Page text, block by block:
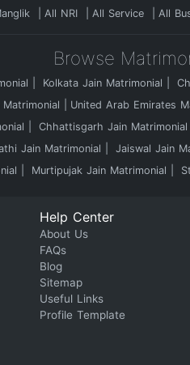
All NRI All Service All
Browse
Kolkata Jain Matrimonial
Matrimonial United Arab Emirates
Chhattisgarh Jain Matrimonial
Jain Matrimonial Jaiswal Jain
Murtipujak Jain Matrimonial
Help Center
About Us
FAQs
Blog
Sitemap
Useful Links
Profile Template